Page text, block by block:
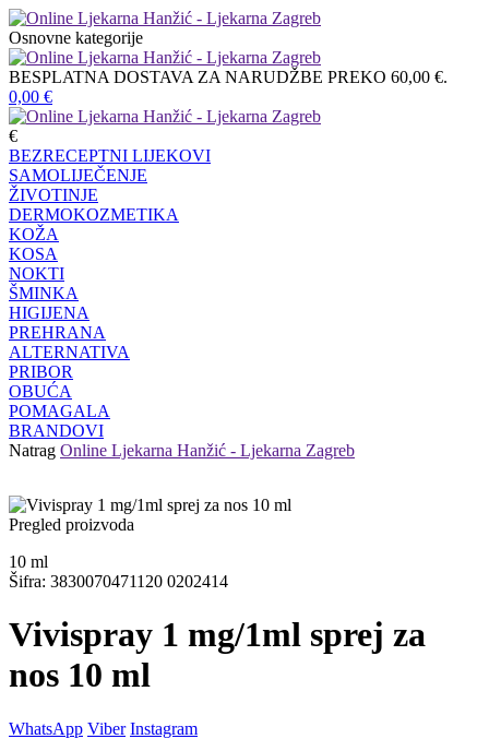
Osnovne kategorije
BESPLATNA DOSTAVA ZA NARUDŽBE PREKO 60,00 €.
0,00 €
€
BEZRECEPTNI LIJEKOVI
SAMOLIJEČENJE
ŽIVOTINJE
DERMOKOZMETIKA
KOŽA
KOSA
NOKTI
ŠMINKA
HIGIJENA
PREHRANA
ALTERNATIVA
PRIBOR
OBUĆA
POMAGALA
BRANDOVI
Natrag Online Ljekarna Hanžić - Ljekarna Zagreb
Pregled proizvoda
10 ml
Šifra: 3830070471120 0202414
Vivispray 1 mg/1ml sprej za
nos 10 ml
WhatsApp Viber Instagram